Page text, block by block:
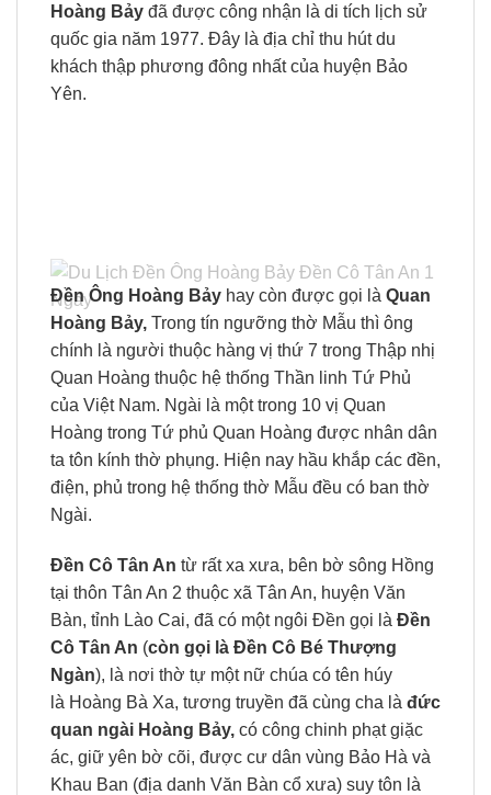
Hoàng Bảy đã được công nhận là di tích lịch sử
quốc gia năm 1977. Đây là địa chỉ thu hút du
khách thập phương đông nhất của huyện Bảo
Yên.
Đền Ông Hoàng Bảy hay còn được gọi là Quan
Hoàng Bảy, Trong tín ngưỡng thờ Mẫu thì ông
chính là người thuộc hàng vị thứ 7 trong Thập nhị
Quan Hoàng thuộc hệ thống Thần linh Tứ Phủ
của Việt Nam. Ngài là một trong 10 vị Quan
Hoàng trong Tứ phủ Quan Hoàng được nhân dân
ta tôn kính thờ phụng. Hiện nay hầu khắp các đền,
điện, phủ trong hệ thống thờ Mẫu đều có ban thờ
Ngài.
Đền Cô Tân An từ rất xa xưa, bên bờ sông Hồng
tại thôn Tân An 2 thuộc xã Tân An, huyện Văn
Bàn, tỉnh Lào Cai, đã có một ngôi Đền gọi là Đền
Cô Tân An (còn gọi là Đền Cô Bé Thượng
Ngàn), là nơi thờ tự một nữ chúa có tên húy
là Hoàng Bà Xa, tương truyền đã cùng cha là đức
quan ngài Hoàng Bảy, có công chinh phạt giặc
ác, giữ yên bờ cõi, được cư dân vùng Bảo Hà và
Khau Ban (địa danh Văn Bàn cổ xưa) suy tôn là